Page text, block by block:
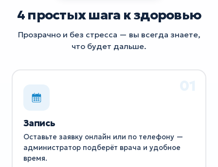
4 простых шага к здоровью
Прозрачно и без стресса — вы всегда знаете,
что будет дальше.
Запись
Оставьте заявку онлайн или по телефону —
администратор подберёт врача и удобное
время.